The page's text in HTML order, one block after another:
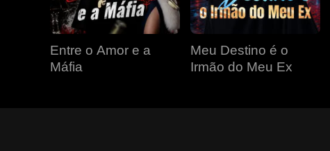
Entre o Amor e a
Máfia
Meu Destino é o
Irmão do Meu Ex